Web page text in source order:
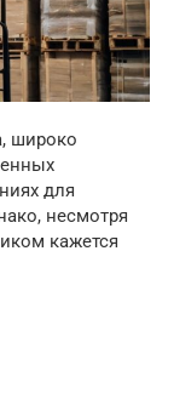
широко
для
несмотря
кажется